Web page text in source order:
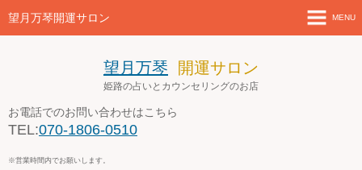
望月万琴開運サロン
望月万琴 開運サロン
姫路の占いとカウンセリングのお店
お電話でのお問い合わせはこちら
TEL:070-1806-0510
※営業時間内でお願いします。
MENU
店舗案内とアクセス